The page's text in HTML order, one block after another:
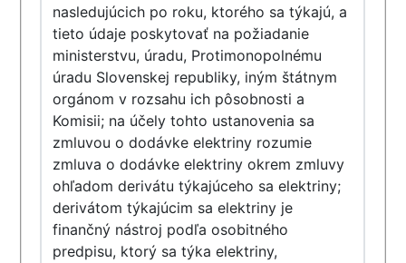
nasledujúcich po roku, ktorého sa týkajú, a
tieto údaje poskytovať na požiadanie
ministerstvu, úradu, Protimonopolnému
úradu Slovenskej republiky, iným štátnym
orgánom v rozsahu ich pôsobnosti a
Komisii; na účely tohto ustanovenia sa
zmluvou o dodávke elektriny rozumie
zmluva o dodávke elektriny okrem zmluvy
ohľadom derivátu týkajúceho sa elektriny;
derivátom týkajúcim sa elektriny je
finančný nástroj podľa osobitného
predpisu, ktorý sa týka elektriny,